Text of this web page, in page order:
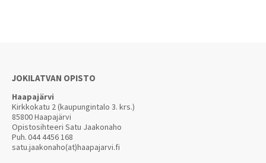
JOKILATVAN OPISTO
Haapajärvi
Kirkkokatu 2 (kaupungintalo 3. krs.)
85800 Haapajärvi
Opistosihteeri Satu Jaakonaho
Puh.044 4456 168
satu.jaakonaho(at)haapajarvi.fi